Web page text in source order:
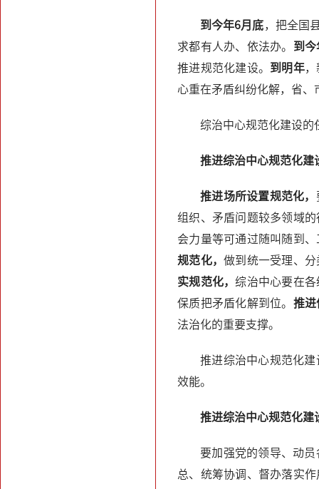
到今年6月底，把全国
求都有人办、依法办。 到今
推进规范化建设。 到明年，
心重在矛盾纠纷化解，省
综治中心规范化建设
推进综治中心规范化
推进场所设置规范化，
组织、矛盾问题较多领域
会力量等可通过随叫随到
规范化，做到统一受理、
实规范化， 综治中心要在
保质把矛盾化解到位。 推进
法治化的重要支撑。
推进综治中心规范化
效能。
推进综治中心规范化
要加强党的领导、动
总、统筹协调、督办落实